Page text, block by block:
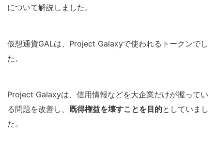
について解説しました。
仮想通貨GALは、Project Galaxyで使われるトークンでし
た。
Project Galaxyは、信用情報などを大企業だけが握ってい
る問題を改善し、 既得権益を壊すことを目的としていまし
た。